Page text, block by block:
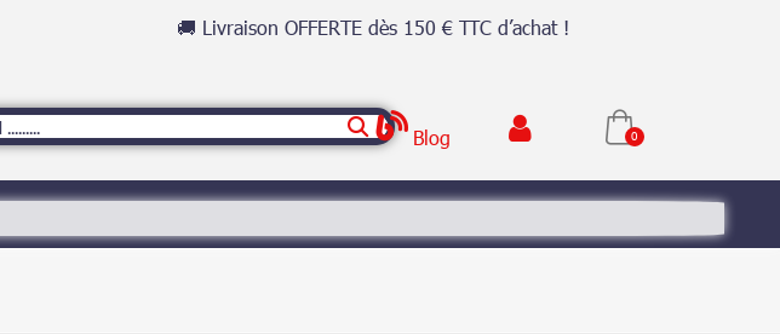
🚚 Livraison OFFERTE dès 150 € TTC d’achat !
Blog